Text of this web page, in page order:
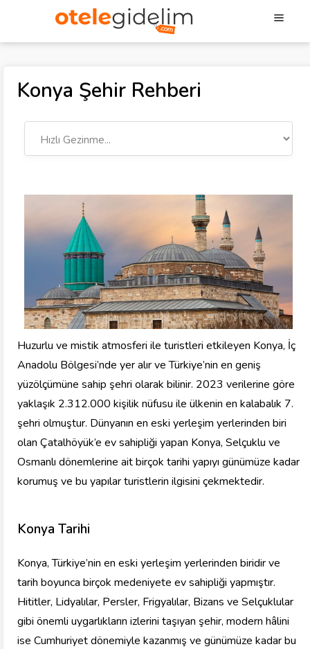
Konya Şehir Rehberi
Huzurlu ve mistik atmosferi ile turistleri etkileyen Konya, İç
Anadolu Bölgesi’nde yer alır ve Türkiye’nin en geniş
yüzölçümüne sahip şehri olarak bilinir. 2023 verilerine göre
yaklaşık 2.312.000 kişilik nüfusu ile ülkenin en kalabalık 7.
şehri olmuştur. Dünyanın en eski yerleşim yerlerinden biri
olan Çatalhöyük’e ev sahipliği yapan Konya, Selçuklu ve
Osmanlı dönemlerine ait birçok tarihi yapıyı günümüze kadar
korumuş ve bu yapılar turistlerin ilgisini çekmektedir.
Konya Tarihi
Konya, Türkiye’nin en eski yerleşim yerlerinden biridir ve
tarih boyunca birçok medeniyete ev sahipliği yapmıştır.
Hititler, Lidyalılar, Persler, Frigyalılar, Bizans ve Selçuklular
gibi önemli uygarlıkların izlerini taşıyan şehir, modern hâlini
ise Cumhuriyet dönemiyle kazanmış ve günümüze kadar bu